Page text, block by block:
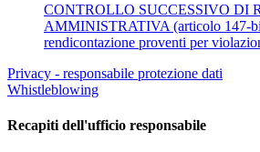
CONTROLLO SUCCESSIVO DI
AMMINISTRATIVA (articolo 147-
rendicontazione proventi per
Privacy - responsabile protezione dati
Whistleblowing
Recapiti dell'ufficio responsabile